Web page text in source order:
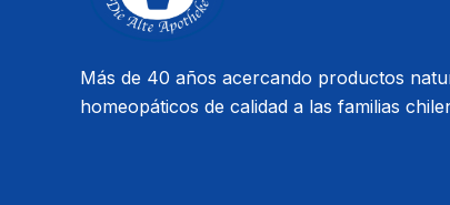
Más de 40 años acercando productos
homeopáticos de calidad a las familias